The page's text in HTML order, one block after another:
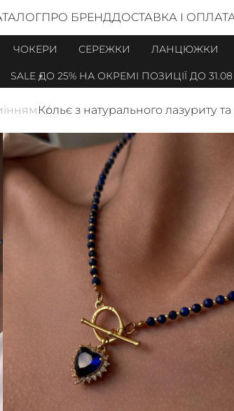
ПРО БРЕНДДОСТАВКА І
ЧОКЕРИ СЕРЕЖКИ ЛАНЦЮЖКИ
ДО 25% НА ОКРЕМІ ПОЗИЦІЇ ДО 31.08
Кольє з натурального лазуриту